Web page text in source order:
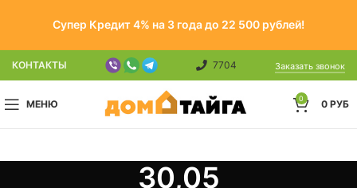
Супер Кредит 4% на 3 года до 22 500 рублей!
КОНТАКТЫ 7704 Заказать звонок
МЕНЮ 0 0 РУБ
30,05